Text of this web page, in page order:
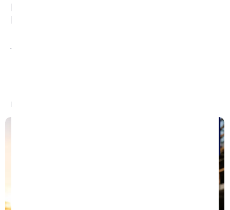
Errores que Debes Evitar Después de una
Lesión Laboral
July 22, 2026
Read More